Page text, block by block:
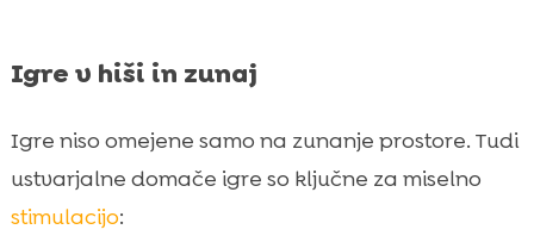
Igre v hiši in zunaj
Igre niso omejene samo na zunanje prostore. Tudi
ustvarjalne domače igre so ključne za miselno
stimulacijo: